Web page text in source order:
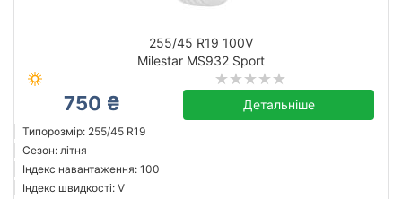
255/45 R19 100V
Milestar MS932 Sport
750 ₴ Детальніше
Типорозмір: 255/45 R19
Сезон: літня
Індекс навантаження: 100
Індекс швидкості: V